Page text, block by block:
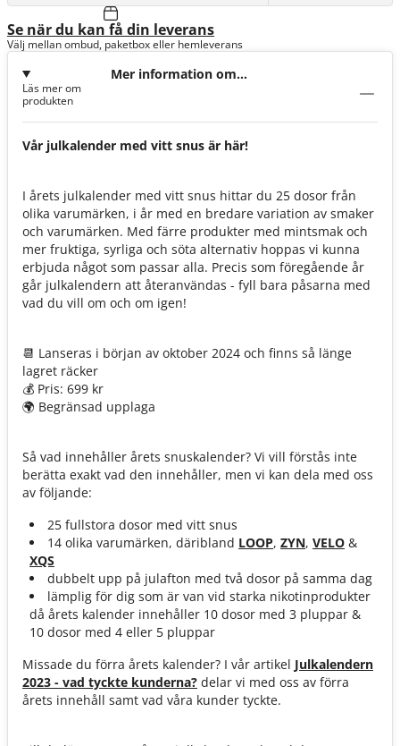
Se när du kan få din leverans
Välj mellan ombud, paketbox eller hemleverans
Mer information om
Läs mer om
produkten
Vår julkalender med vitt snus är här!
I årets julkalender med vitt snus hittar du 25 dosor från
olika varumärken, i år med en bredare variation av smaker
och varumärken. Med färre produkter med mintsmak och
mer fruktiga, syrliga och söta alternativ hoppas vi kunna
erbjuda något som passar alla. Precis som föregående år
går julkalendern att återanvändas - fyll bara påsarna med
vad du vill om och om igen!
📆 Lanseras i början av oktober 2024 och finns så länge
lagret räcker
💰 Pris: 699 kr
🌍 Begränsad upplaga
Så vad innehåller årets snuskalender? Vi vill förstås inte
berätta exakt vad den innehåller, men vi kan dela med oss
av följande:
25 fullstora dosor med vitt snus
14 olika varumärken, däribland LOOP, ZYN, VELO &
XQS
dubbelt upp på julafton med två dosor på samma dag
lämplig för dig som är van vid starka nikotinprodukter
då årets kalender innehåller 10 dosor med 3 pluppar &
10 dosor med 4 eller 5 pluppar
Missade du förra årets kalender? I vår artikel Julkalendern
2023 - vad tyckte kunderna? delar vi med oss av förra
årets innehåll samt vad våra kunder tyckte.